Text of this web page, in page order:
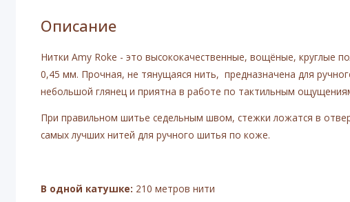
Описание
Нитки Amy Roke - это высококачественные, вощёные, круглые
0,45 мм. Прочная, не тянущаяся нить, предназначена для
небольшой глянец и приятна в работе по тактильным
При правильном шитье седельным швом, стежки ложатся в
самых лучших нитей для ручного шитья по коже.
В одной катушке: 210 метров нити